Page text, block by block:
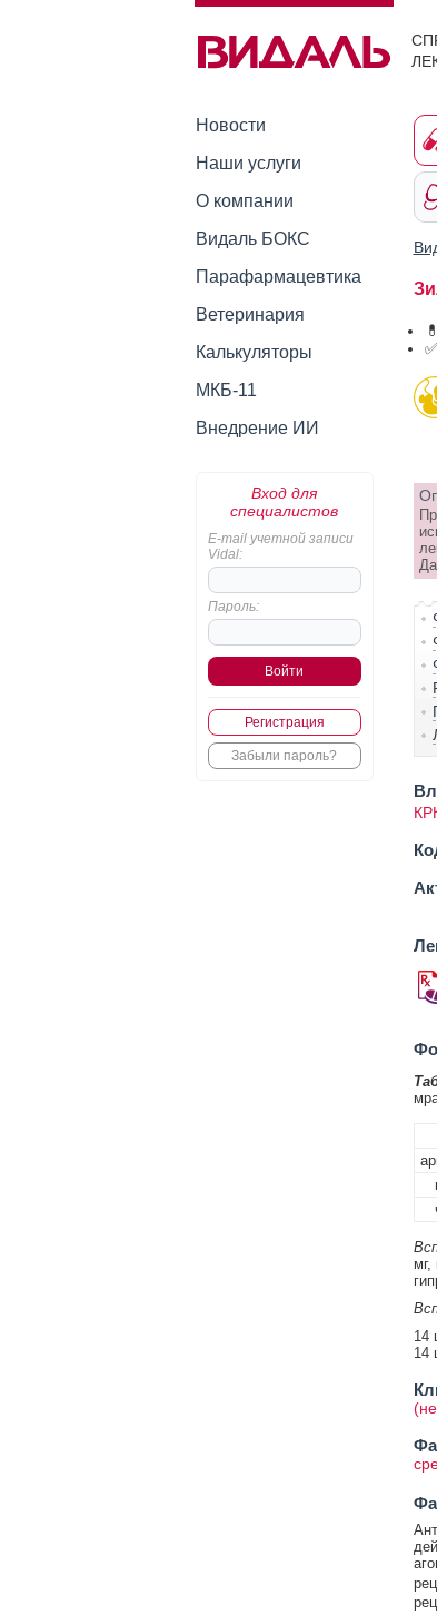
Новости
Наши услуги
О компании
Видаль БОКС
Парафармацевтика
Ветеринария
Калькуляторы
МКБ-11
Внедрение ИИ
Вход для
специалистов
E-mail учетной записи
Vidal:
Пароль:
Регистрация
Забыли пароль?
14
14